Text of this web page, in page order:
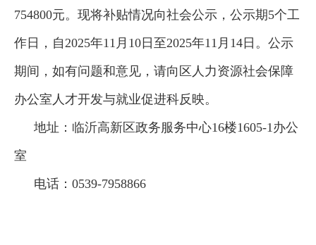
754800元。现将补贴情况向社会公示，公示期5个工
作日，自2025年11月10日至2025年11月14日。公示
期间，如有问题和意见，请向区人力资源社会保障
办公室人才开发与就业促进科反映。
地址：临沂高新区政务服务中心16楼1605-1办公
室
电话：0539-7958866